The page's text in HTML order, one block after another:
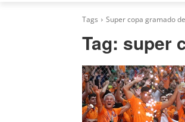
Tags Super copa gramado
Tag: super